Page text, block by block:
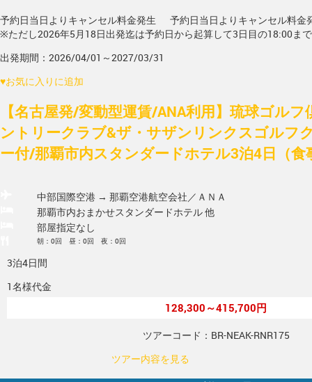
予約日当日よりキャンセル料金発生
予約日当日よりキャンセル料金
※ただし2026年5月18日出発迄は予約日から起算して3日目の18:00ま
出発期間：2026/04/01～2027/03/31
♥お気に入りに追加
【名古屋発/変動型運賃/ANA利用】琉球ゴル
ントリークラブ&ザ・サザンリンクスゴルフ
ー付/那覇市内スタンダードホテル3泊4日（食
中部国際空港 → 那覇空港航空会社／ＡＮＡ
那覇市内おまかせスタンダードホテル 他
部屋指定なし
朝：0回 昼：0回 夜：0回
3泊4日間
1名様代金
128,300～415,700円
ツアーコード：BR-NEAK-RNR175
ツアー内容を見る